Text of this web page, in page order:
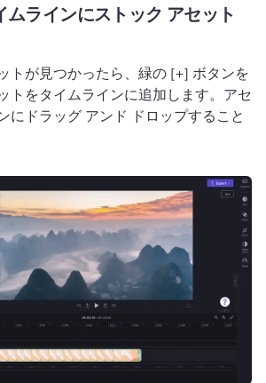
ムラインにストック アセット
トが見つかったら、緑の [+] ボタンを
トをタイムラインに追加します。 アセ
にドラッグ アンド ドロップすること